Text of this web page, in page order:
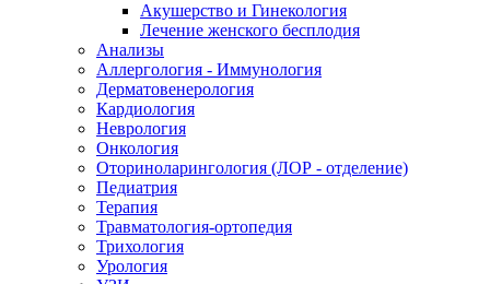
Акушерство и Гинекология
Лечение женского бесплодия
Анализы
Аллергология - Иммунология
Дерматовенерология
Кардиология
Неврология
Онкология
Оториноларингология (ЛОР - отделение)
Педиатрия
Терапия
Травматология-ортопедия
Трихология
Урология